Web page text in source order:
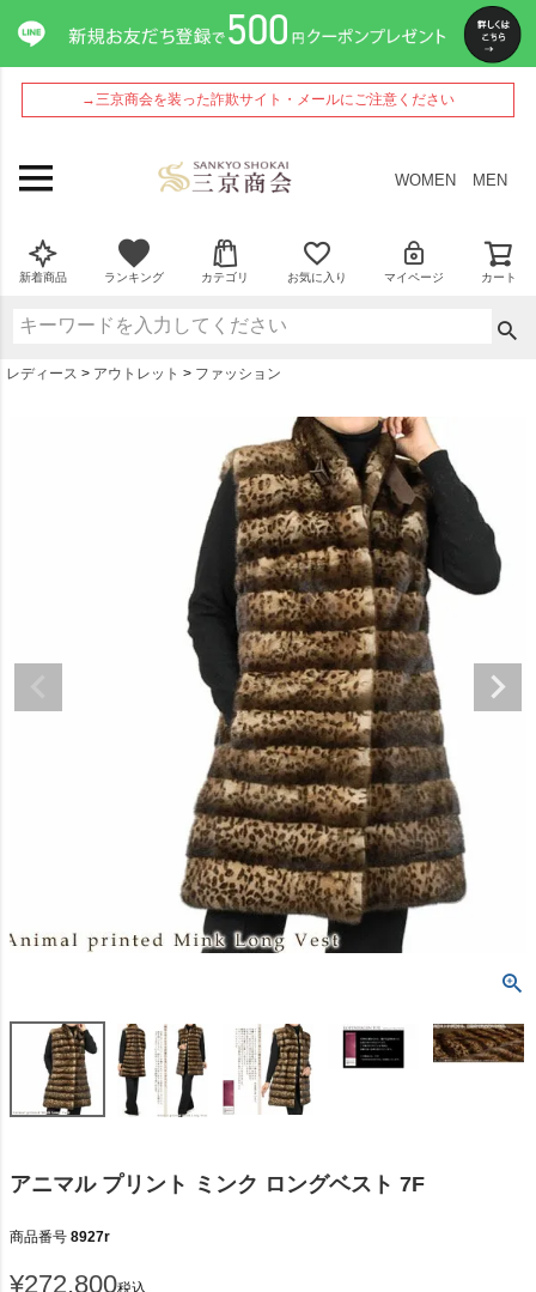
→三京商会を装った詐欺サイト・メールにご注意ください
WOMEN MEN
新着商品 ランキング カテゴリ お気に入り マイページ カート
レディース アウトレット ファッション
アニマル プリント ミンク ロングベスト 7F
商品番号 8927r
¥272,800税込
ペー
ジト
ップ
へ